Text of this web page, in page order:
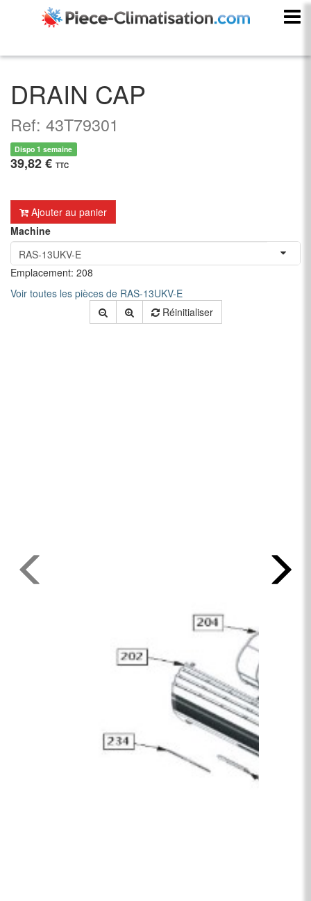
DRAIN CAP
Ref: 43T79301
Dispo 1 semaine
39,82 € TTC
Ajouter au panier
Machine
Emplacement: 208
Voir toutes les pièces de RAS-13UKV-E
Réinitialiser